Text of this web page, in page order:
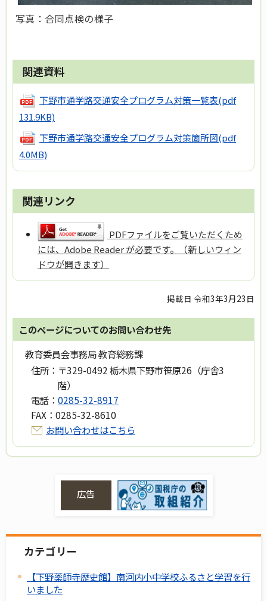
写真：合同点検の様子
関連資料
下野市通学路交通安全プログラム対策一覧表(pdf
131.9KB)
下野市通学路交通安全プログラム対策箇所図(pdf
4.0MB)
関連リンク
PDFファイルをご覧いただくため
には、Adobe Reader が必要です。（新しいウィン
ドウが開きます）
掲載日 令和3年3月23日
このページについてのお問い合わせ先
教育委員会事務局 教育総務課
住所： 〒329-0492 栃木県下野市笹原26（庁舎3
階）
電話： 0285-32-8917
FAX： 0285-32-8610
お問い合わせはこちら
広告
カテゴリー
【下野薬師寺歴史館】南河内小中学校ふるさと学習を行
いました